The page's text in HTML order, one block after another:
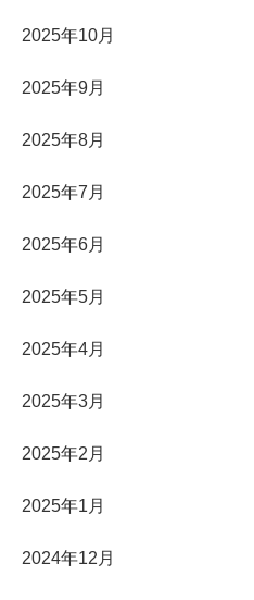
2025年10月
2025年9月
2025年8月
2025年7月
2025年6月
2025年5月
2025年4月
2025年3月
2025年2月
2025年1月
2024年12月